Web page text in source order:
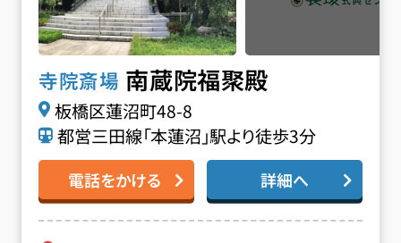
寺院斎場 南蔵院福聚殿
板橋区蓮沼町48-8
都営三田線「本蓮沼」駅より徒歩3分
電話をかける 詳細へ